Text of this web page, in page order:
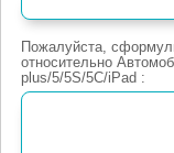
Пожалуйста,
относительно
plus/5/5S/5С/iPad :